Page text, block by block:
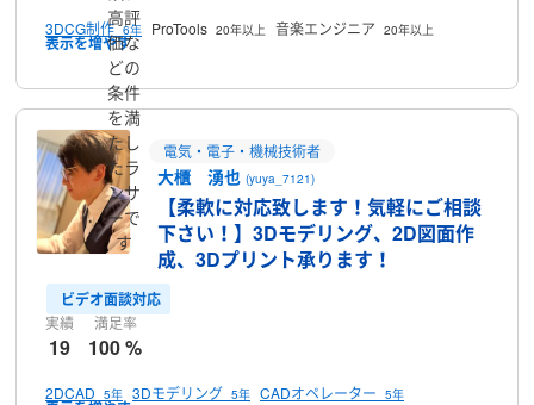
3DCG制作 6年 ProTools 20年以上 音楽エンジニア 20年以上
高評
価な
どの
条件
を満
たし
たラ
ンサ
ーで
す
電気・電子・機械技術者
大櫃 湧也(yuya_7121)
【柔軟に対応致します！気軽にご相談
下さい！】3Dモデリング、2D図面作
成、3Dプリント承ります！
ビデオ面談対応
実績
19
満足率
100 %
2DCAD 5年 3Dモデリング 5年 CADオペレーター 5年